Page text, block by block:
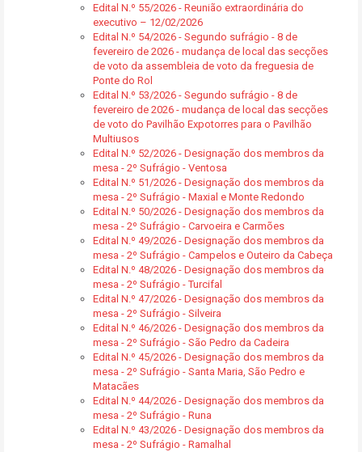
Edital N.º 55/2026 - Reunião extraordinária do
executivo – 12/02/2026
Edital N.º 54/2026 - Segundo sufrágio - 8 de
fevereiro de 2026 - mudança de local das secções
de voto da assembleia de voto da freguesia de
Ponte do Rol
Edital N.º 53/2026 - Segundo sufrágio - 8 de
fevereiro de 2026 - mudança de local das secções
de voto do Pavilhão Expotorres para o Pavilhão
Multiusos
Edital N.º 52/2026 - Designação dos membros da
mesa - 2º Sufrágio - Ventosa
Edital N.º 51/2026 - Designação dos membros da
mesa - 2º Sufrágio - Maxial e Monte Redondo
Edital N.º 50/2026 - Designação dos membros da
mesa - 2º Sufrágio - Carvoeira e Carmões
Edital N.º 49/2026 - Designação dos membros da
mesa - 2º Sufrágio - Campelos e Outeiro da Cabeça
Edital N.º 48/2026 - Designação dos membros da
mesa - 2º Sufrágio - Turcifal
Edital N.º 47/2026 - Designação dos membros da
mesa - 2º Sufrágio - Silveira
Edital N.º 46/2026 - Designação dos membros da
mesa - 2º Sufrágio - São Pedro da Cadeira
Edital N.º 45/2026 - Designação dos membros da
mesa - 2º Sufrágio - Santa Maria, São Pedro e
Matacães
Edital N.º 44/2026 - Designação dos membros da
mesa - 2º Sufrágio - Runa
Edital N.º 43/2026 - Designação dos membros da
mesa - 2º Sufrágio - Ramalhal